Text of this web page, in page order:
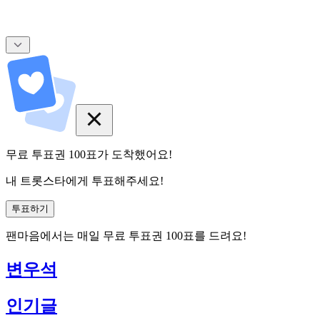
무료 투표권 100표가 도착했어요!
내 트롯스타에게 투표해주세요!
투표하기
팬마음에서는 매일 무료 투표권 100표를 드려요!
변우석
인기글